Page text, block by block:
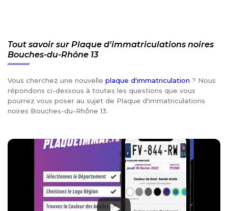
Tout savoir sur Plaque d'immatriculations noires
Bouches-du-Rhône 13
Vous cherchez une nouvelle plaque d'immatriculation ? Nous
répondons ci-dessous à toutes les questions que vous
pourrez vous poser au sujet de Plaque d'immatriculations
noires Bouches-du-Rhône 13.